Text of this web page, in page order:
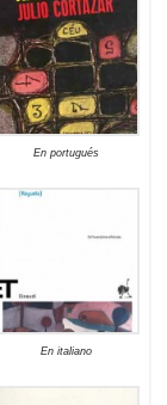
En portugués
En italiano